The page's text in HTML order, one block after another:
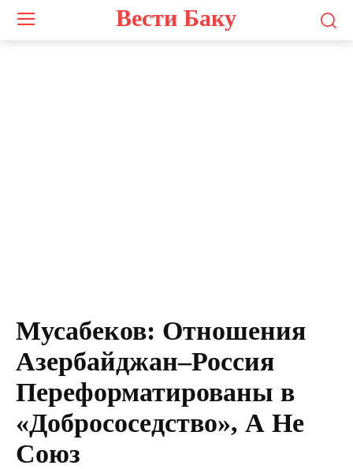
Вести Баку
Мусабеков: Отношения
Азербайджан–Россия
Переформатированы в
«Добрососедство», А Не
Союз